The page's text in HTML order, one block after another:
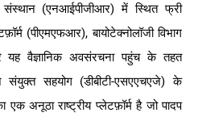
संस्थान (एनआईपीजीआर) में स्थित फ्री
(पीएमएफआर), बायोटेक्नोलॉजी विभाग
और यह वैज्ञानिक अवसंरचना पहुंच के तहत
संयुक्त सहयोग (डीबीटी-एसएएचएजे) के
अनूठा राष्ट्रीय प्लेटफ़ॉर्म है जो पादप